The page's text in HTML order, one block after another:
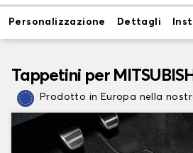
Personalizzazione Dettagli
Tappetini per
Prodotto in Europa nella